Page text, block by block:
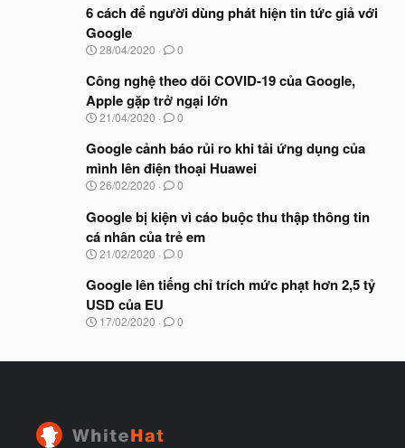
à
y
b
ắ
đ
ầ
u
6 cách để người dùng phát hiện tin tức giả với
Google
N
à
b
ắ
đ
ầ
u
28/04/2020 0
Công nghệ theo dõi COVID-19 của Google,
Apple gặp trở ngại lớn
N
à
b
ắ
đ
ầ
u
21/04/2020 0
Google cảnh báo rủi ro khi tải ứng dụng của
mình lên điện thoại Huawei
N
à
y
b
ắ
đ
ầ
u
26/02/2020 0
Google bị kiện vì cáo buộc thu thập thông tin
cá nhân của trẻ em
N
à
b
ắ
21/02/2020 0
Google lên tiếng chỉ trích mức phạt hơn 2,5 tỷ
USD của EU
N
y
ầ
17/02/2020 0